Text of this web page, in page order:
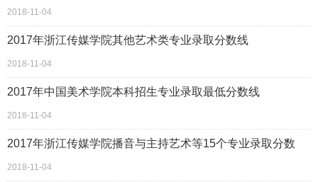
2018-11-04
2017年浙江传媒学院其他艺术类专业录取分数线
2018-11-04
2017年中国美术学院本科招生专业录取最低分数线
2018-11-04
2017年浙江传媒学院播音与主持艺术等15个专业录取分数
2018-11-04